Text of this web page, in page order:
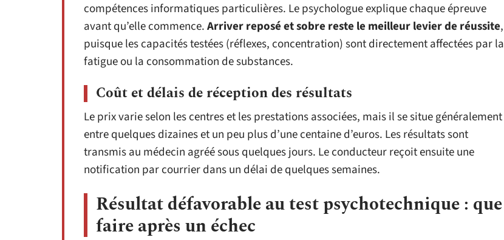
compétences informatiques particulières. Le psychologue explique chaque épreuve
avant qu’elle commence.Arriver reposé et sobre reste le meilleur levier de réussite,
puisque les capacités testées (réflexes, concentration) sont directement affectées par la
fatigue ou la consommation de substances.
Coût et délais de réception des résultats
Le prix varie selon les centres et les prestations associées, mais il se situe généralement
entre quelques dizaines et un peu plus d’une centaine d’euros. Les résultats sont
transmis au médecin agréé sous quelques jours. Le conducteur reçoit ensuite une
notification par courrier dans un délai de quelques semaines.
Résultat défavorable au test psychotechnique : que
faire après un échec